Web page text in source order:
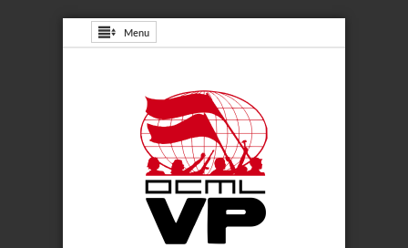
Menu